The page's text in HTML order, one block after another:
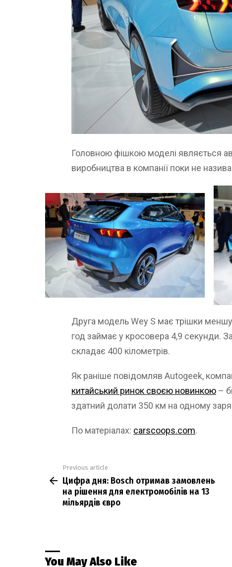
Головною фішкою моделі являється
виробництва в компанії поки не
Друга модель Wey S має трішки
год займає у кросовера 4,9 секунди.
складає 400 кілометрів.
Як раніше повідомляв Autogeek,
китайський ринок своєю новинкою –
здатний долати 350 км на одному
По матеріалах: carscoops.com.
more
Previous article
Цифра дня: Bosch отримав замовлень
на рішення для електромобілів на 13
мільярдів євро
You May Also Like